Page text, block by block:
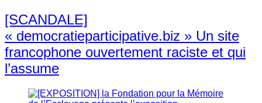
[SCANDALE]
« democratieparticipative.biz » Un site
francophone ouvertement raciste et qui
l’assume